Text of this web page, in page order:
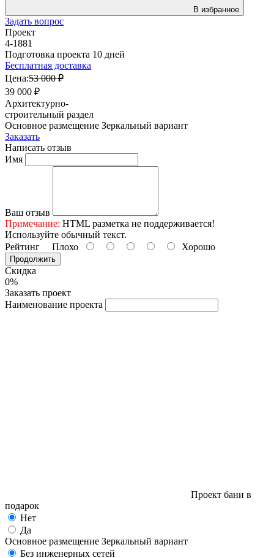
В избранное
Задать вопрос
Проект
4-1881
Подготовка проекта 10 дней
Бесплатная доставка
Цена:53 000 ₽
39 000 ₽
Архитектурно-
строительный раздел
Основное размещение Зеркальный вариант
Заказать
Написать отзыв
Имя
Ваш отзыв
Примечание: HTML разметка не поддерживается!
Используйте обычный текст.
Рейтинг Плохо Хорошо
Продолжить
Скидка
0%
Заказать проект
Наименование проекта
Проект бани в
подарок
Нет
Да
Основное размещение Зеркальный вариант
Без инженерных сетей